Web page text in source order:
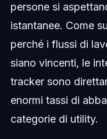
persone si
istantanee. Come
perché i flussi di
siano vincenti, le
tracker sono
enormi tassi di
categorie di utility.